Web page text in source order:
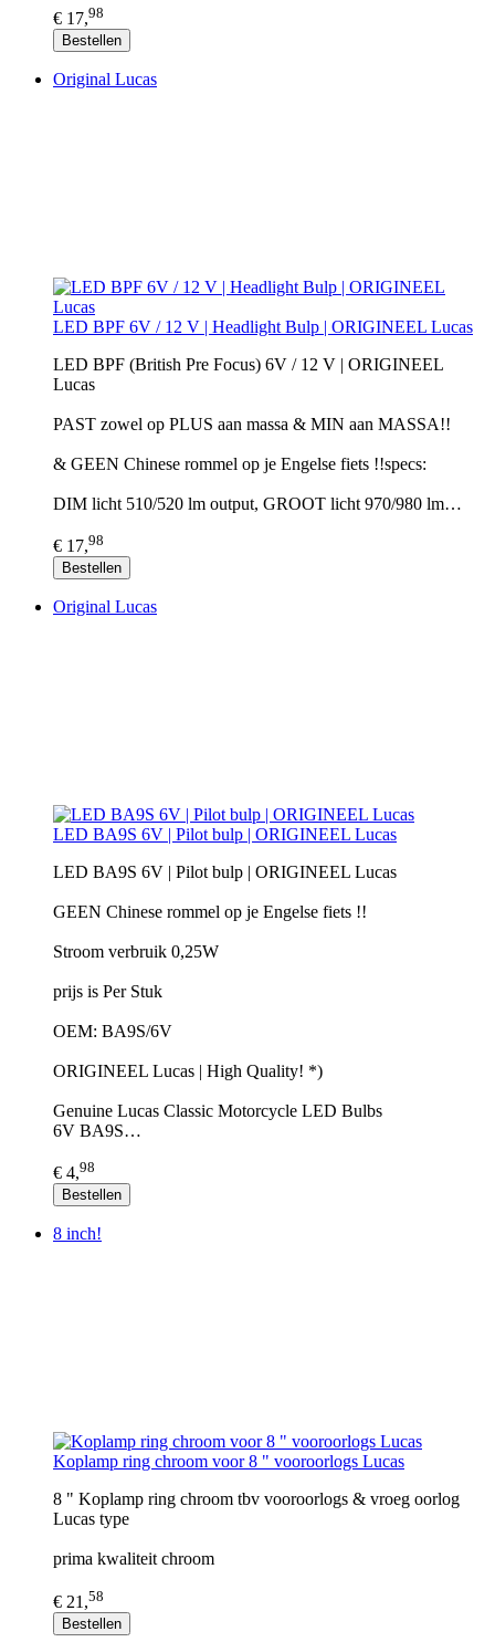
€ 17,98
Bestellen
Original Lucas
LED BPF 6V / 12 V | Headlight Bulp | ORIGINEEL Lucas
LED BPF (British Pre Focus) 6V / 12 V | ORIGINEEL
Lucas
PAST zowel op PLUS aan massa & MIN aan MASSA!!
& GEEN Chinese rommel op je Engelse fiets !!specs:
DIM licht 510/520 lm output, GROOT licht 970/980 lm…
€ 17,98
Bestellen
Original Lucas
LED BA9S 6V | Pilot bulp | ORIGINEEL Lucas
LED BA9S 6V | Pilot bulp | ORIGINEEL Lucas
GEEN Chinese rommel op je Engelse fiets !!
Stroom verbruik 0,25W
prijs is Per Stuk
OEM: BA9S/6V
ORIGINEEL Lucas | High Quality! *)
Genuine Lucas Classic Motorcycle LED Bulbs
6V BA9S…
€ 4,98
Bestellen
8 inch!
Koplamp ring chroom voor 8 " vooroorlogs Lucas
8 " Koplamp ring chroom tbv vooroorlogs & vroeg oorlog
Lucas type
prima kwaliteit chroom
€ 21,58
Bestellen